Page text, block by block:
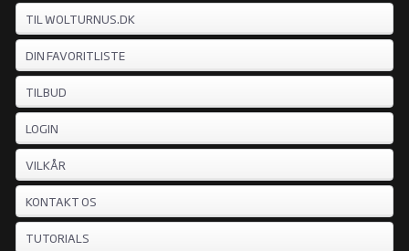
TIL WOLTURNUS.DK
DIN FAVORITLISTE
TILBUD
LOGIN
VILKÅR
KONTAKT OS
TUTORIALS